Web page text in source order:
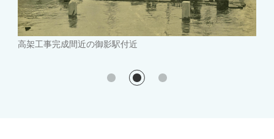
高架完成（1929年）後の御影駅付近